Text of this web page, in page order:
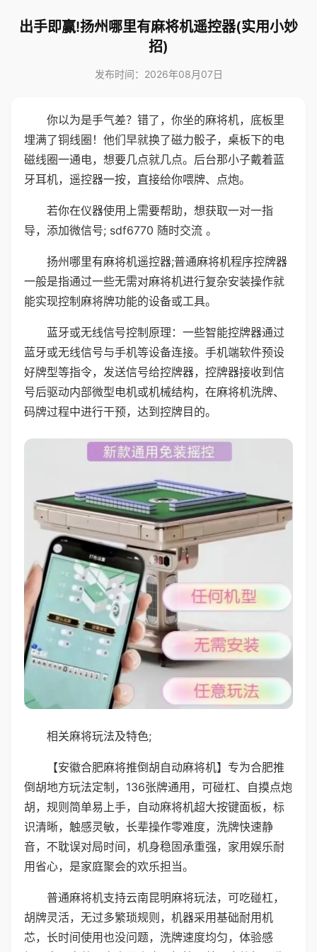
出手即赢!扬州哪里有麻将机遥控器(实用小妙
招)
发布时间：2026年08月07日
你以为是手气差？错了，你坐的麻将机，底板里
埋满了铜线圈！他们早就换了磁力骰子，桌板下的电
磁线圈一通电，想要几点就几点。后台那小子戴着蓝
牙耳机，遥控器一按，直接给你喂牌、点炮。
若你在仪器使用上需要帮助，想获取一对一指
导，添加微信号; sdf6770 随时交流 。
扬州哪里有麻将机遥控器;普通麻将机程序控牌器
一般是指通过一些无需对麻将机进行复杂安装操作就
能实现控制麻将牌功能的设备或工具。
蓝牙或无线信号控制原理：一些智能控牌器通过
蓝牙或无线信号与手机等设备连接。手机端软件预设
好牌型等指令，发送信号给控牌器，控牌器接收到信
号后驱动内部微型电机或机械结构，在麻将机洗牌、
码牌过程中进行干预，达到控牌目的。
相关麻将玩法及特色;
【安徽合肥麻将推倒胡自动麻将机】专为合肥推
倒胡地方玩法定制，136张牌通用，可碰杠、自摸点炮
胡，规则简单易上手，自动麻将机超大按键面板，标
识清晰，触感灵敏，长辈操作零难度，洗牌快速静
音，不耽误对局时间，机身稳固承重强，家用娱乐耐
用省心，是家庭聚会的欢乐担当。
普通麻将机支持云南昆明麻将玩法，可吃碰杠，
胡牌灵活，无过多繁琐规则，机器采用基础耐用机
芯，长时间使用也没问题，洗牌速度均匀，体验感